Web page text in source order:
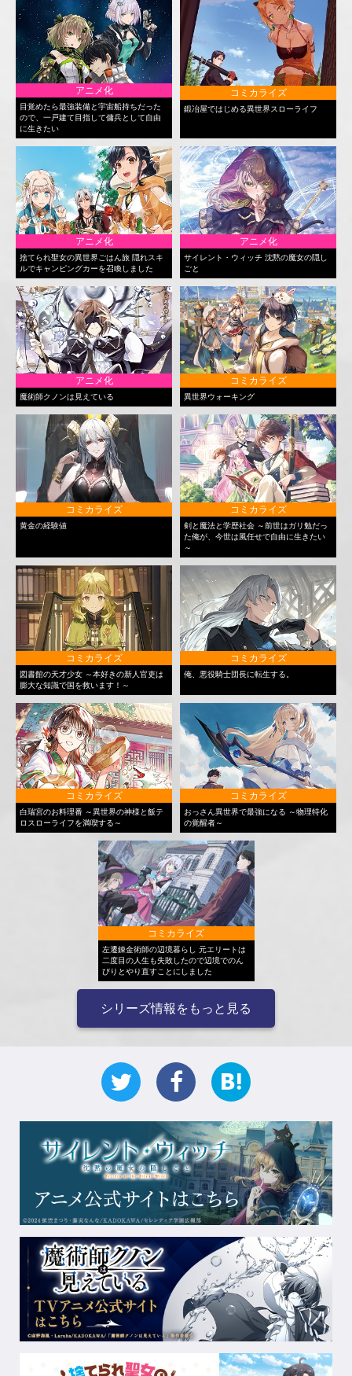
アニメ化
目覚めたら最強装備と宇宙船持ちだった
ので、一戸建て目指して傭兵として自由
に生きたい
コミカライズ
鍛冶屋ではじめる異世界スローライフ
アニメ化
捨てられ聖女の異世界ごはん旅 隠れスキ
ルでキャンピングカーを召喚しました
アニメ化
サイレント・ウィッチ 沈黙の魔女の隠し
ごと
アニメ化
魔術師クノンは見えている
コミカライズ
異世界ウォーキング
コミカライズ
黄金の経験値
コミカライズ
剣と魔法と学歴社会 ～前世はガリ勉だっ
た俺が、今世は風任せで自由に生きたい
～
コミカライズ
図書館の天才少女 ～本好きの新人官吏は
膨大な知識で国を救います！～
コミカライズ
俺、悪役騎士団長に転生する。
コミカライズ
白瑞宮のお料理番 ～異世界の神様と飯テ
ロスローライフを満喫する～
コミカライズ
おっさん異世界で最強になる ～物理特化
の覚醒者～
コミカライズ
左遷錬金術師の辺境暮らし 元エリートは
二度目の人生も失敗したので辺境でのん
びりとやり直すことにしました
シリーズ情報をもっと見る